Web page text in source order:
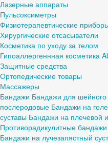
Лазерные аппараты
Пульсоксиметры
Физиотерапевтические
Хирургические отсасыватели
Косметика по уходу за телом
Гипоаллергеннная косметика
Защитные средства
Ортопедические товары
Массажеры
Бандажи Бандажи для шейного
послеродовые Бандажи на
суставы Бандажи на плечевой
Противорадикулитные бандажи
Бандажи на лучезапястный